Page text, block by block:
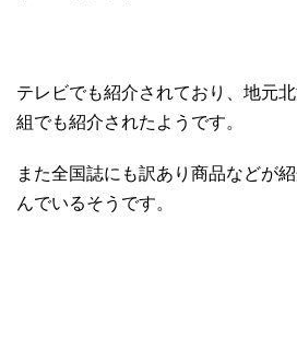
テレビでも紹介されており、地元
組でも紹介されたようです。
また全国誌にも訳あり商品などが
んでいるそうです。